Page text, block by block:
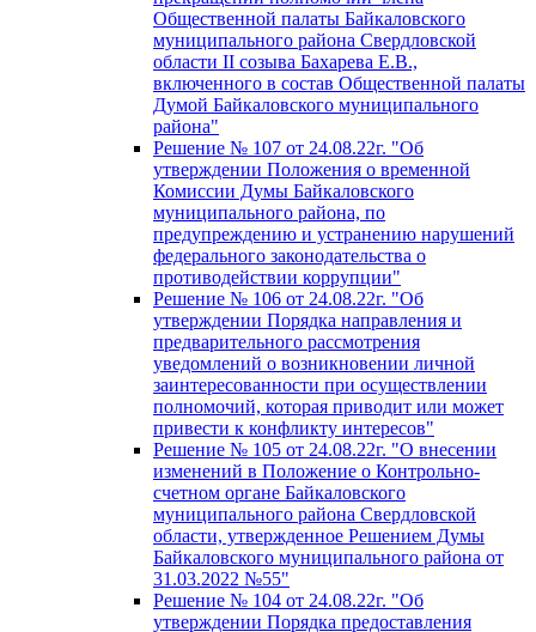
Общественной палаты Байкаловского
муниципального района Свердловской
области II созыва Бахарева Е.В.,
включенного в состав Общественной палаты
Думой Байкаловского муниципального
района"
Решение № 107 от 24.08.22г. "Об
утверждении Положения о временной
Комиссии Думы Байкаловского
муниципального района, по
предупреждению и устранению нарушений
федерального законодательства о
противодействии коррупции"
Решение № 106 от 24.08.22г. "Об
утверждении Порядка направления и
предварительного рассмотрения
уведомлений о возникновении личной
заинтересованности при осуществлении
полномочий, которая приводит или может
привести к конфликту интересов"
Решение № 105 от 24.08.22г. "О внесении
изменений в Положение о Контрольно-
счетном органе Байкаловского
муниципального района Свердловской
области, утвержденное Решением Думы
Байкаловского муниципального района от
31.03.2022 №55"
Решение № 104 от 24.08.22г. "Об
утверждении Порядка предоставления